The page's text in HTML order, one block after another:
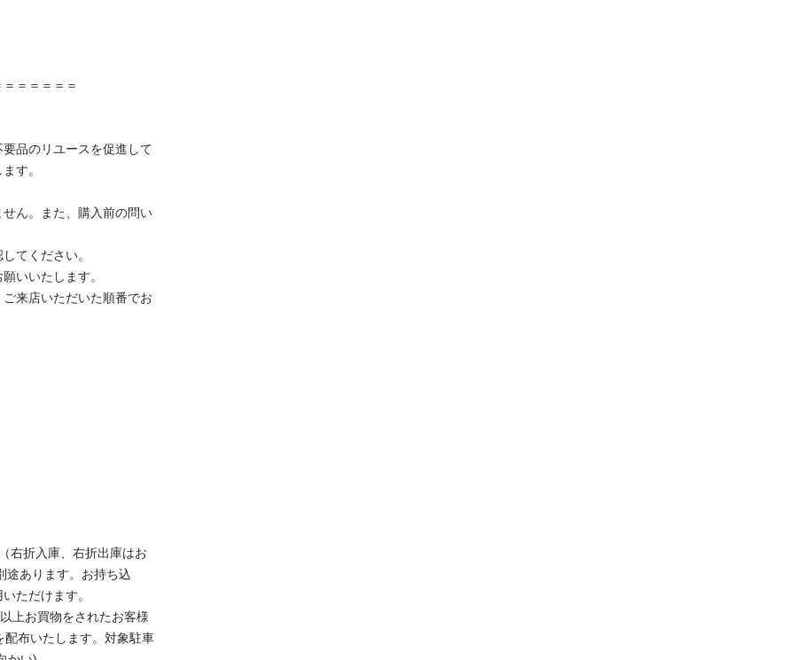
＝＝＝＝＝
品のリユースを促進して
す。
ん。また、購入前の問い
てください。
いいたします。
来店いただいた順番でお
右折入庫、右折出庫はお
途あります。お持ち込
ただけます。
上お買物をされたお客様
布いたします。対象駐車